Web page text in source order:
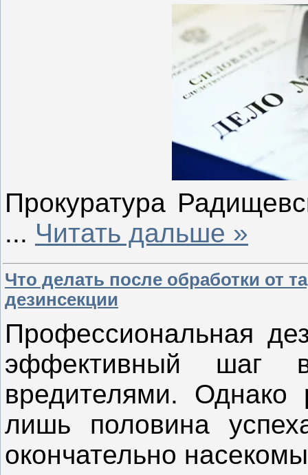
Прокуратура
... Читать дальше »
Что делать после обработки от
дезинсекции
Профессиональная
эффективный шаг
вредителями.
лишь половина
окончательно